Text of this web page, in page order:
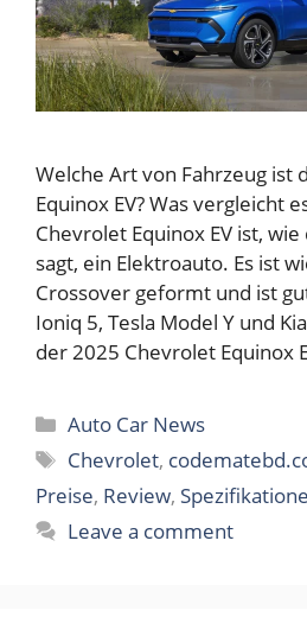
Welche Art von Fahrzeug ist
Equinox EV? Was vergleicht
Chevrolet Equinox EV ist,
sagt, ein Elektroauto. Es ist
Crossover geformt und ist
Ioniq 5, Tesla Model Y und
der 2025 Chevrolet Equinox
Categories
Auto Car News
Tags
Chevrolet,
Preise, Review,
Leave a comment